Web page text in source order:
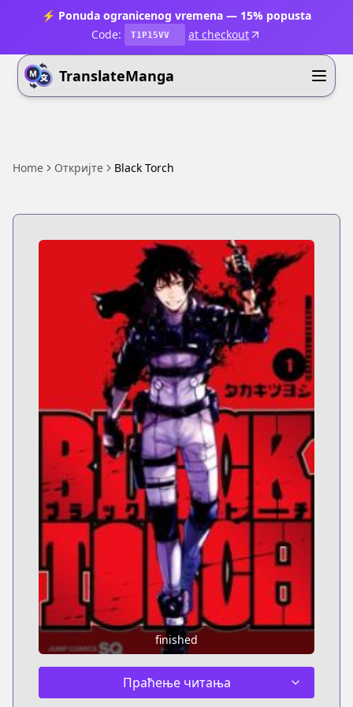
⚡ Ponuda ogranicenog vremena — 15% popusta
Code:
T1P15VV at checkout
TranslateManga
Home Откријте Black Torch
finished
Праћење читања